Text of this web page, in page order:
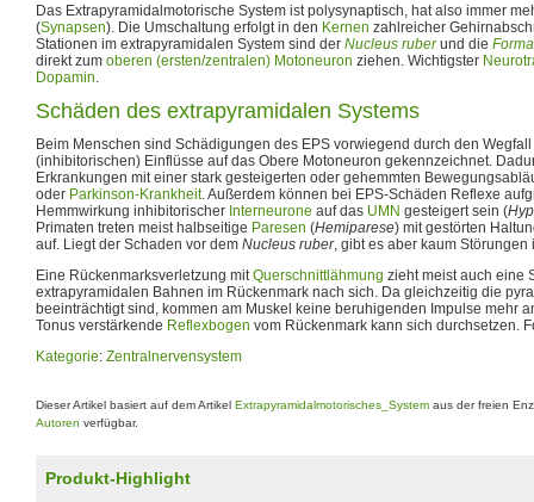
Das Extrapyramidalmotorische System ist polysynaptisch, hat also immer
(Synapsen). Die Umschaltung erfolgt in den Kernen zahlreicher
Stationen im extrapyramidalen System sind der Nucleus ruberund die
direkt zum oberen (ersten/zentralen) Motoneuron ziehen. Wichtigster
Dopamin.
Schäden des extrapyramidalen Systems
Beim Menschen sind Schädigungen des EPS vorwiegend durch den
(inhibitorischen) Einflüsse auf das Obere Motoneuron gekennzeichnet.
Erkrankungen mit einer stark gesteigerten oder gehemmten
oder Parkinson-Krankheit. Außerdem können bei EPS-Schäden Reflexe
Hemmwirkung inhibitorischer Interneurone auf das UMN gesteigert sein (
Primaten treten meist halbseitige Paresen (Hemiparese) mit gestörten
auf. Liegt der Schaden vor dem Nucleus ruber, gibt es aber kaum Störungen
Eine Rückenmarksverletzung mitQuerschnittlähmung zieht meist auch eine
extrapyramidalen Bahnen im Rückenmark nach sich. Da gleichzeitig die
beeinträchtigt sind, kommen am Muskel keine beruhigenden Impulse mehr
Tonus verstärkende Reflexbogen vom Rückenmark kann sich durchsetzen.
Kategorie: Zentralnervensystem
Dieser Artikel basiert auf dem Artikel Extrapyramidalmotorisches_System aus der freien
Autoren verfügbar.
Produkt-Highlight